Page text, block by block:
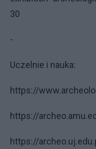
30
-
Uczelnie i nauka:
https://
https://
https://